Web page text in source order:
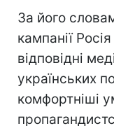
За його
кампанії
відповідні
українських
комфортніші